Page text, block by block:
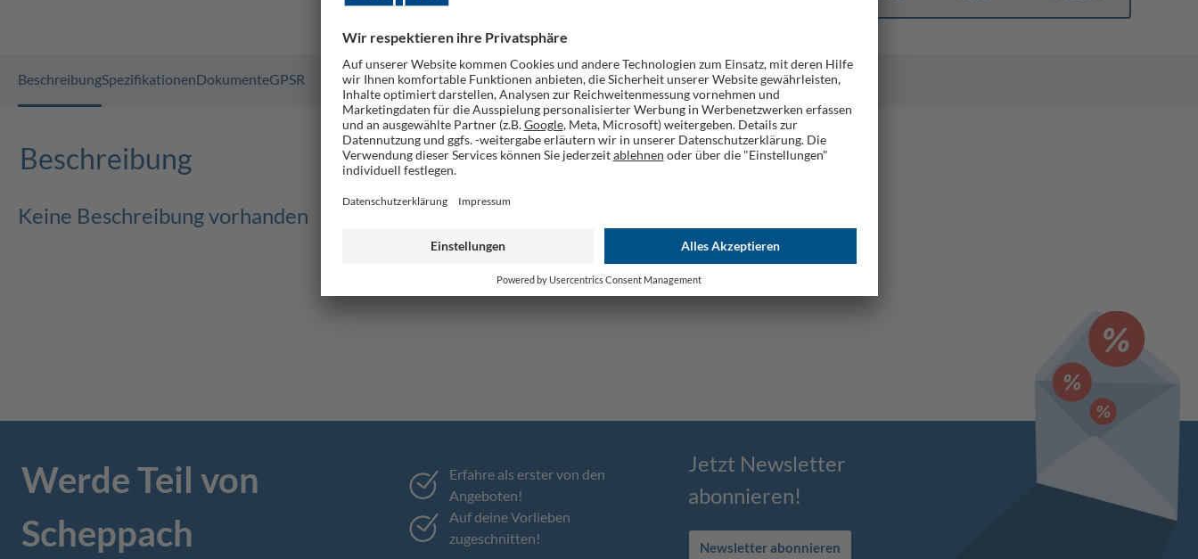
BeschreibungSpezifikationenDokumenteGPSR
Beschreibung
Keine Beschreibung vorhanden
Werde Teil von
Scheppach
Erfahre als erster von den
Angeboten!
Auf deine Vorlieben
zugeschnitten!
Jetzt Newsletter
abonnieren!
Newsletter abonnieren